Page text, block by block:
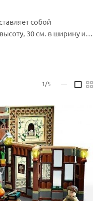
собой
30 см. в ширину и
курсов - Гарри
МакГонагалл,
от Темных искусств
де-Морта, лесничий
Дамблдор. И еще один
по имени Почти
крошечные
Букли, домашней
фигуры василиска и
за длинными столами
лестницы в нужные
1/5